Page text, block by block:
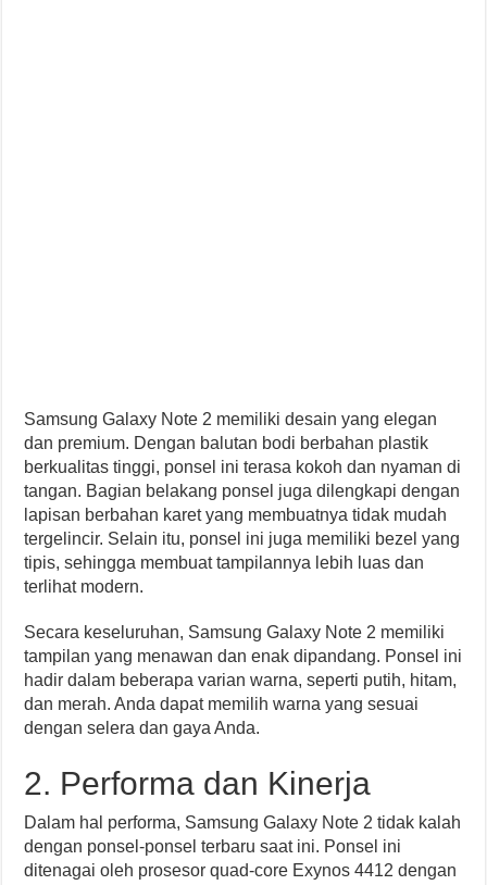
Samsung Galaxy Note 2 memiliki desain yang elegan
dan premium. Dengan balutan bodi berbahan plastik
berkualitas tinggi, ponsel ini terasa kokoh dan nyaman di
tangan. Bagian belakang ponsel juga dilengkapi dengan
lapisan berbahan karet yang membuatnya tidak mudah
tergelincir. Selain itu, ponsel ini juga memiliki bezel yang
tipis, sehingga membuat tampilannya lebih luas dan
terlihat modern.
Secara keseluruhan, Samsung Galaxy Note 2 memiliki
tampilan yang menawan dan enak dipandang. Ponsel ini
hadir dalam beberapa varian warna, seperti putih, hitam,
dan merah. Anda dapat memilih warna yang sesuai
dengan selera dan gaya Anda.
2. Performa dan Kinerja
Dalam hal performa, Samsung Galaxy Note 2 tidak kalah
dengan ponsel-ponsel terbaru saat ini. Ponsel ini
ditenagai oleh prosesor quad-core Exynos 4412 dengan